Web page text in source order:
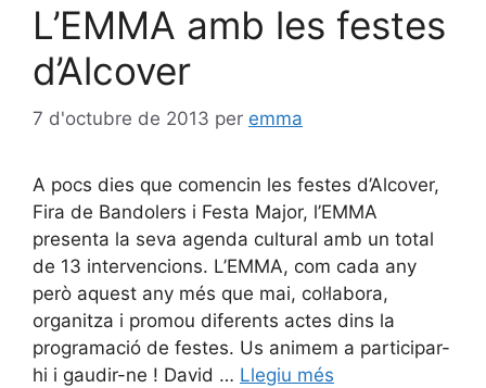
L’EMMA amb les festes
d’Alcover
7 d'octubre de 2013 per emma
A pocs dies que comencin les festes d’Alcover,
Fira de Bandolers i Festa Major, l’EMMA
presenta la seva agenda cultural amb un total
de 13 intervencions. L’EMMA, com cada any
però aquest any més que mai, col·labora,
organitza i promou diferents actes dins la
programació de festes. Us animem a participar-
hi i gaudir-ne ! David … Llegiu més